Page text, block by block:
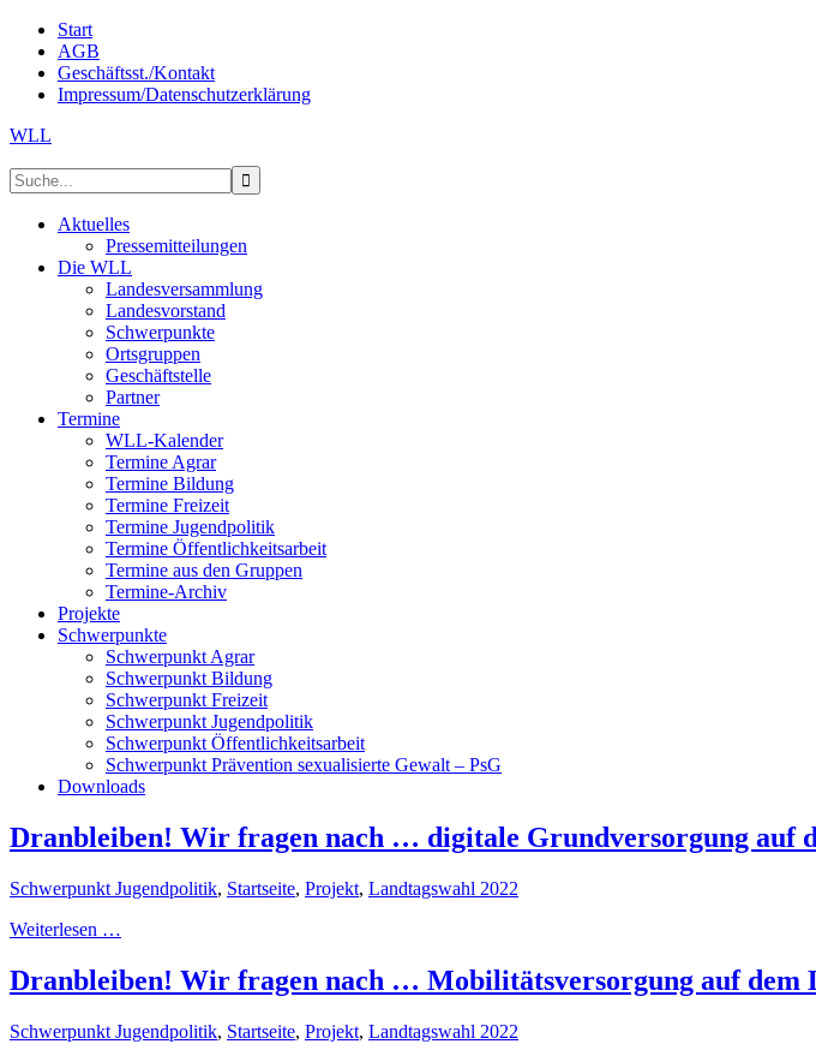
Start
AGB
Geschäftsst./Kontakt
Impressum/Datenschutzerklärung
WLL
Aktuelles
Pressemitteilungen
Die WLL
Landesversammlung
Landesvorstand
Schwerpunkte
Ortsgruppen
Geschäftstelle
Partner
Termine
WLL-Kalender
Termine Agrar
Termine Bildung
Termine Freizeit
Termine Jugendpolitik
Termine Öffentlichkeitsarbeit
Termine aus den Gruppen
Termine-Archiv
Projekte
Schwerpunkte
Schwerpunkt Agrar
Schwerpunkt Bildung
Schwerpunkt Freizeit
Schwerpunkt Jugendpolitik
Schwerpunkt Öffentlichkeitsarbeit
Schwerpunkt Prävention sexualisierte Gewalt – PsG
Downloads
Dranbleiben! Wir fragen nach … digitale Grundversorgung auf
Schwerpunkt Jugendpolitik, Startseite, Projekt, Landtagswahl 2022
Weiterlesen …
Dranbleiben! Wir fragen nach … Mobilitätsversorgung auf dem
Schwerpunkt Jugendpolitik, Startseite, Projekt, Landtagswahl 2022